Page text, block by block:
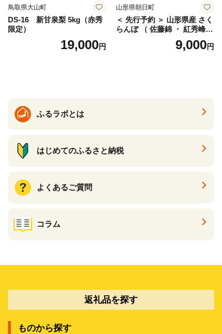
鳥取県大山町
DS-16 新甘泉梨 5kg（赤秀
限定）
19,000円
山形県朝日町
＜ 先行予約 ＞ 山形県産 さく
らんぼ （ 佐藤錦 ・ 紅秀峰
） ご家庭用 M以上 700g 【20
26年6月下旬から7月上旬発
9,000円
ふるラボとは
はじめてのふるさと納税
よくあるご質問
コラム
返礼品を探す
ものから探す